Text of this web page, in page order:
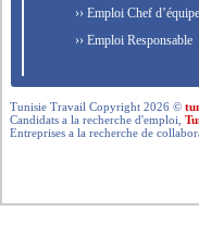
›› Emploi Chef d’équipe
›› Emploi Responsable
Tunisie Travail Copyright 2026 ©
Candidats a la recherche d'emploi,
Entreprises a la recherche de